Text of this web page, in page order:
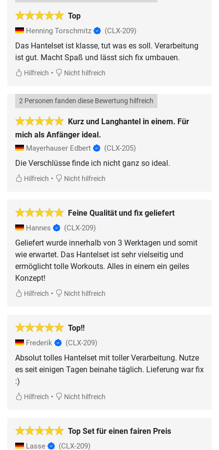
Top
Henning Torschmitz (CLX-209)
Das Hantelset ist klasse, tut was es soll. Verarbeitung
ist gut. Macht Spaß und lässt sich fix umbauen.
Hilfreich • Nicht hilfreich
Kurz und Langhantel in einem. Für
mich als Anfänger ideal.
2 Personen fanden diese Bewertung hilfreich
Mayerhauser Edbert (CLX-205)
Die Verschlüsse finde ich nicht ganz so ideal.
Hilfreich • Nicht hilfreich
Feine Qualität und fix geliefert
Hannes (CLX-209)
Geliefert wurde innerhalb von 3 Werktagen und somit
wie erwartet. Das Hantelset ist sehr vielseitig und
ermöglicht tolle Workouts. Alles in einem ein geiles
Konzept!
Hilfreich • Nicht hilfreich
Top!!
Frederik (CLX-209)
Absolut tolles Hantelset mit toller Verarbeitung. Nutze
es seit einigen Tagen beinahe täglich. Lieferung war fix
:)
Hilfreich • Nicht hilfreich
Top Set für einen fairen Preis
Lasse (CLX-209)